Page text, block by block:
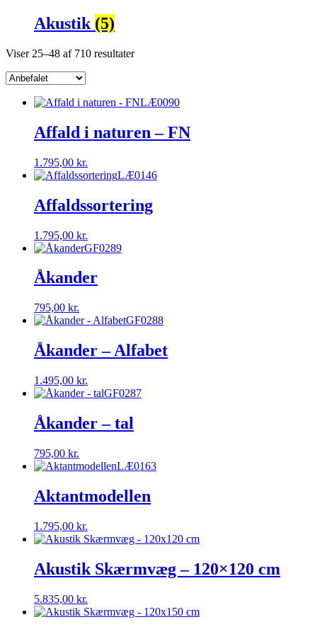
Akustik (5)
Viser 25–48 af 710 resultater
LÆ0090
Affald i naturen – FN
1.795,00 kr.
LÆ0146
Affaldssortering
1.795,00 kr.
GF0289
Åkander
795,00 kr.
GF0288
Åkander – Alfabet
1.495,00 kr.
GF0287
Åkander – tal
795,00 kr.
LÆ0163
Aktantmodellen
1.795,00 kr.
Akustik Skærmvæg – 120×120 cm
5.835,00 kr.